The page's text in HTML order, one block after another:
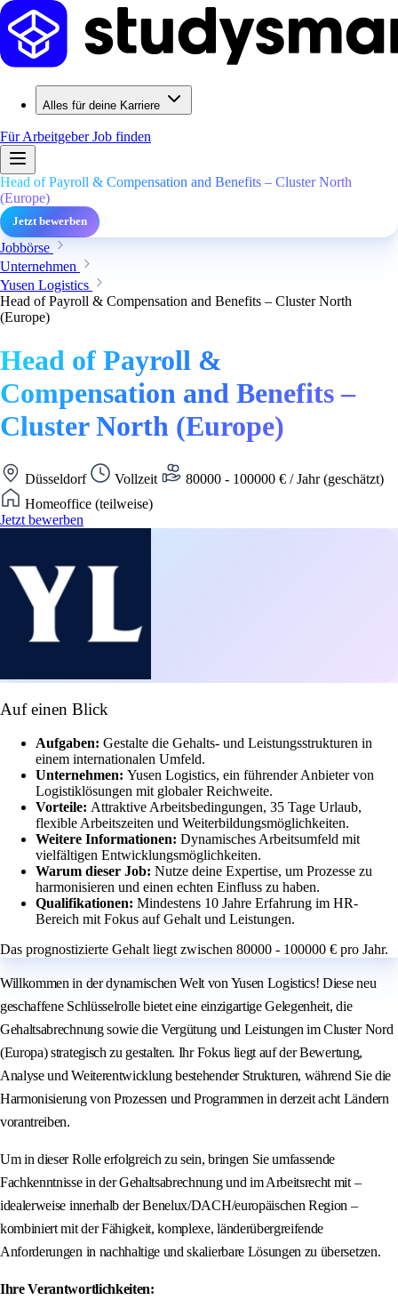
Alles für deine Karriere
Für ArbeitgeberJob finden
Head of Payroll & Compensation and Benefits – Cluster North
(Europe)
Jetzt bewerben
Jobbörse
Unternehmen
Yusen Logistics
Head of Payroll & Compensation and Benefits – Cluster North
(Europe)
Head of Payroll &
Compensation and Benefits –
Cluster North (Europe)
Düsseldorf Vollzeit
80000 - 100000 € / Jahr (geschätzt)
Homeoffice (teilweise)
Jetzt bewerben
Auf einen Blick
Aufgaben: Gestalte die Gehalts- und Leistungsstrukturen in
einem internationalen Umfeld.
Unternehmen: Yusen Logistics, ein führender Anbieter von
Logistiklösungen mit globaler Reichweite.
Vorteile: Attraktive Arbeitsbedingungen, 35 Tage Urlaub,
flexible Arbeitszeiten und Weiterbildungsmöglichkeiten.
Weitere Informationen: Dynamisches Arbeitsumfeld mit
vielfältigen Entwicklungsmöglichkeiten.
Warum dieser Job: Nutze deine Expertise, um Prozesse zu
harmonisieren und einen echten Einfluss zu haben.
Qualifikationen: Mindestens 10 Jahre Erfahrung im HR-
Bereich mit Fokus auf Gehalt und Leistungen.
Das prognostizierte Gehalt liegt zwischen 80000 - 100000 € pro Jahr.
Willkommen in der dynamischen Welt von Yusen Logistics! Diese neu
geschaffene Schlüsselrolle bietet eine einzigartige Gelegenheit, die
Gehaltsabrechnung sowie die Vergütung und Leistungen im Cluster Nord
(Europa) strategisch zu gestalten. Ihr Fokus liegt auf der Bewertung,
Analyse und Weiterentwicklung bestehender Strukturen, während Sie die
Harmonisierung von Prozessen und Programmen in derzeit acht Ländern
vorantreiben.
Um in dieser Rolle erfolgreich zu sein, bringen Sie umfassende
Fachkenntnisse in der Gehaltsabrechnung und im Arbeitsrecht mit –
idealerweise innerhalb der Benelux/DACH/europäischen Region –
kombiniert mit der Fähigkeit, komplexe, länderübergreifende
Anforderungen in nachhaltige und skalierbare Lösungen zu übersetzen.
Ihre Verantwortlichkeiten: